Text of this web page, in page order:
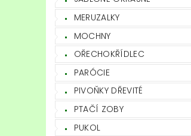
MERUZALKY
MOCHNY
OŘECHOKŘÍDLEC
PARÓCIE
PIVOŇKY DŘEVITÉ
PTAČÍ ZOBY
PUKOL